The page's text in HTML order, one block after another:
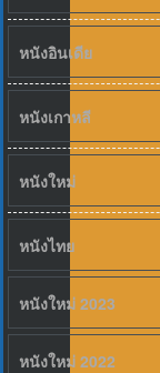
หนังอินเดีย
หนังเกาหลี
หนังใหม่
หนังไทย
หนังใหม่ 2023
หนังใหม่ 2022